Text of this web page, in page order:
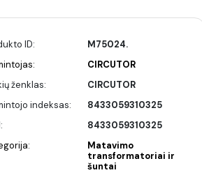
ID:
M75024.
CIRCUTOR
ženklas:
CIRCUTOR
indeksas:
8433059310325
8433059310325
Matavimo
transformatoriai ir
šuntai